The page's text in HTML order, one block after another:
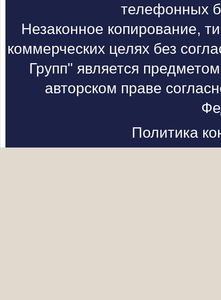
телефонных
Незаконное копирование,
коммерческих целях без
Групп" является
авторском праве
Политика